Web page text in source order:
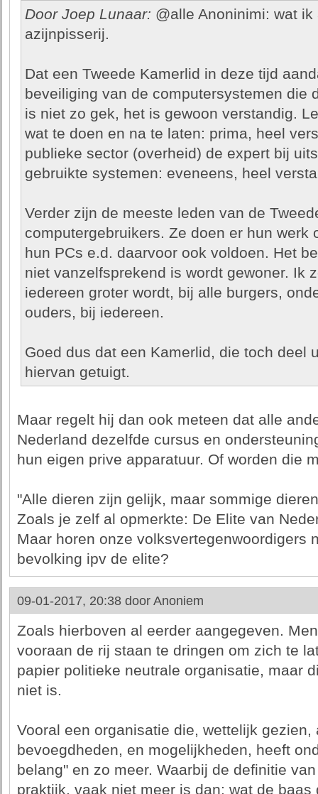
Door Joep Lunaar: @alle Anoninimi: wat
azijnpisserij.
Dat een Tweede Kamerlid in deze tijd
beveiliging van de computersystemen die
is niet zo gek, het is gewoon verstandig.
wat te doen en na te laten: prima, heel
publieke sector (overheid) de expert bij
gebruikte systemen: eveneens, heel
Verder zijn de meeste leden van de
computergebruikers. Ze doen er hun werk
hun PCs e.d. daarvoor ook voldoen. Het
niet vanzelfsprekend is wordt gewoner. Ik
iedereen groter wordt, bij alle burgers,
ouders, bij iedereen.
Goed dus dat een Kamerlid, die toch deel
hiervan getuigt.
Maar regelt hij dan ook meteen dat alle
Nederland dezelfde cursus en
hun eigen prive apparatuur. Of worden die
"Alle dieren zijn gelijk, maar sommige
Zoals je zelf al opmerkte: De Elite van
Maar horen onze volksvertegenwoordigers
bevolking ipv de elite?
09-01-2017, 20:38 door Anoniem
Zoals hierboven al eerder aangegeven.
vooraan de rij staan te dringen om zich te
papier politieke neutrale organisatie, maar
niet is.
Vooral een organisatie die, wettelijk gezien,
bevoegdheden, en mogelijkheden, heeft
belang" en zo meer. Waarbij de definitie
praktijk, vaak niet meer is dan: wat de baas